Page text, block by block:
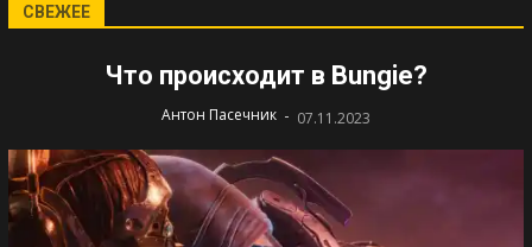
СВЕЖЕЕ
Что происходит в Bungie?
Антон Пасечник - 07.11.2023